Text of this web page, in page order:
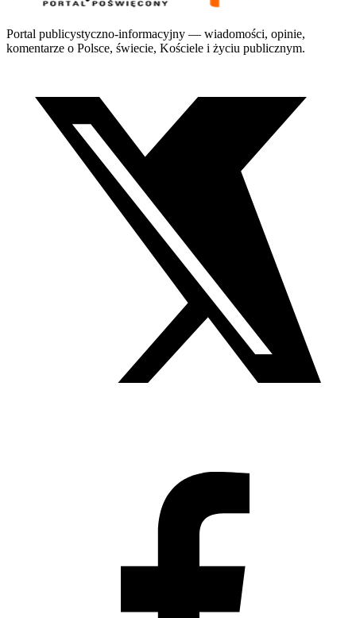
Portal publicystyczno-informacyjny — wiadomości, opinie,
komentarze o Polsce, świecie, Kościele i życiu publicznym.